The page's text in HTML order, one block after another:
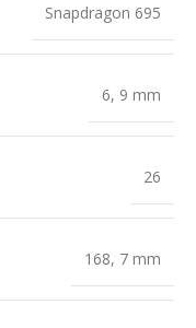
Snapdragon 695
6, 9 mm
26
168, 7 mm